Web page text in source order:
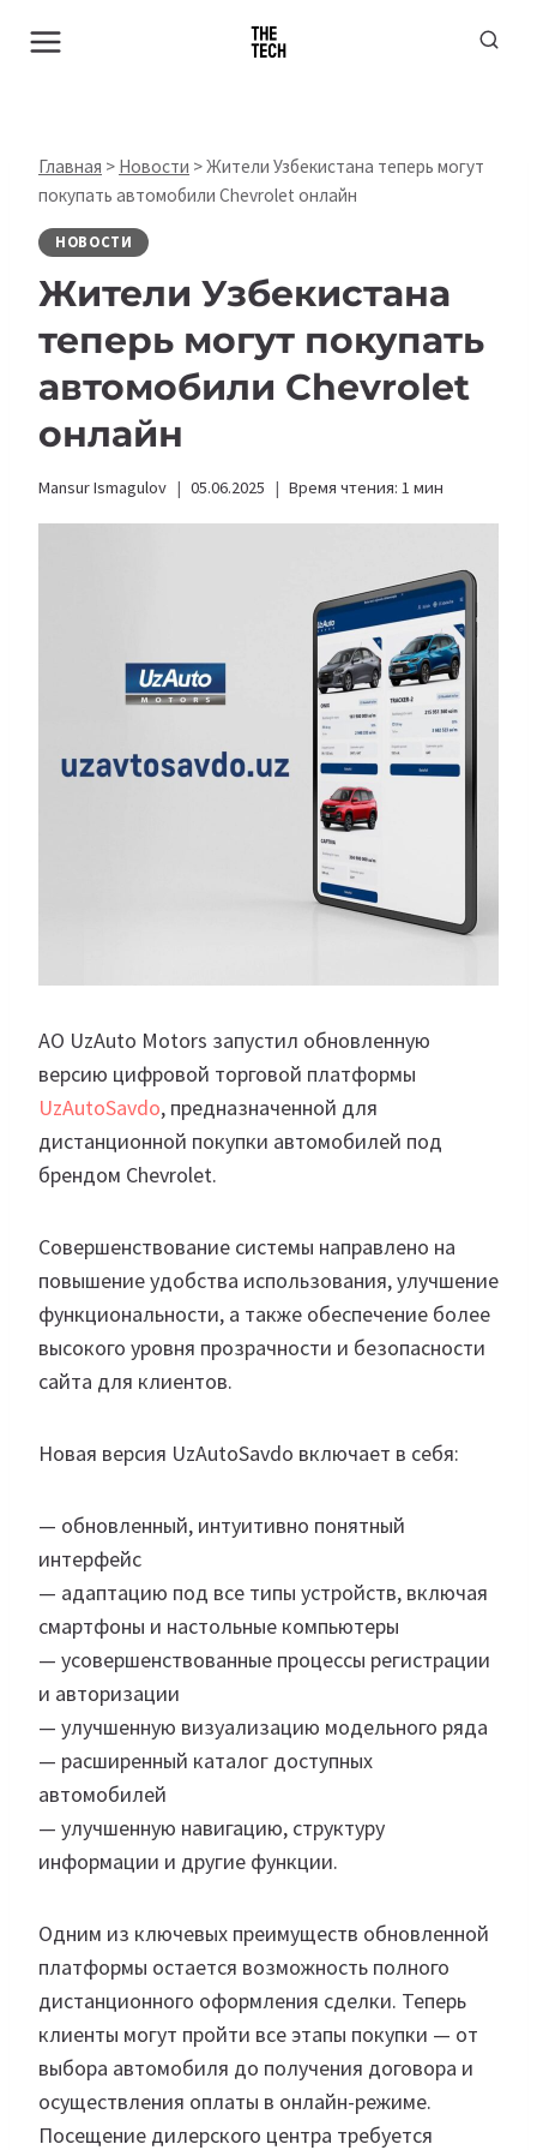
Главная > Новости >Жители Узбекистана теперь могут
покупать автомобили Chevrolet онлайн
НОВОСТИ
Жители Узбекистана
теперь могут покупать
автомобили Chevrolet
онлайн
Mansur Ismagulov 05.06.2025 Время чтения: 1 мин
АО UzAuto Motors запустил обновленную
версию цифровой торговой платформы
UzAutoSavdo, предназначенной для
дистанционной покупки автомобилей под
брендом Chevrolet.
Совершенствование системы направлено на
повышение удобства использования, улучшение
функциональности, а также обеспечение более
высокого уровня прозрачности и безопасности
сайта для клиентов.
Новая версия UzAutoSavdo включает в себя:
— обновленный, интуитивно понятный
интерфейс
— адаптацию под все типы устройств, включая
смартфоны и настольные компьютеры
— усовершенствованные процессы регистрации
и авторизации
— улучшенную визуализацию модельного ряда
— расширенный каталог доступных
автомобилей
— улучшенную навигацию, структуру
информации и другие функции.
Одним из ключевых преимуществ обновленной
платформы остается возможность полного
дистанционного оформления сделки. Теперь
клиенты могут пройти все этапы покупки — от
выбора автомобиля до получения договора и
осуществления оплаты в онлайн-режиме.
Посещение дилерского центра требуется